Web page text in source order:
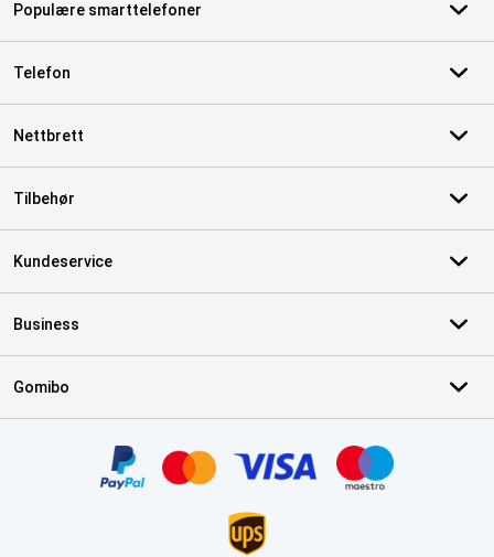
Populære smarttelefoner
Telefon
Nettbrett
Tilbehør
Kundeservice
Business
Gomibo